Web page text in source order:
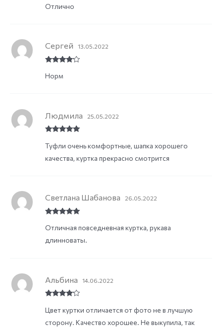
of 5
Отлично
out of 5
Сергей 13.05.2022
Норм
of 5
Людмила 25.05.2022
Туфли очень комфортные, шапка хорошего
качества, куртка прекрасно смотрится
of 5
Светлана Шабанова 26.05.2022
Отличная повседневная куртка, рукава
длинноваты.
out of 5
Альбина 14.06.2022
Цвет куртки отличается от фото не в лучшую
сторону. Качество хорошее. Не выкупила, так